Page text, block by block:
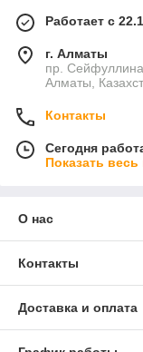
Работает с
г. Алматы
пр.
Алматы,
Контакты
Сегодня
Показать
О нас
Контакты
Доставка и оплата